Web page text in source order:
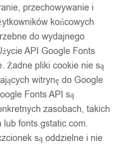
dostawa
do koszyka
dni robocze wysyłamy tego
przechowywanie i
końcowych
do wydajnego
API Google Fonts
Żadne pliki cookie nie są
witrynę do Google
Fonts API są
zasobach, takich
fonts.gstatic.com.
są oddzielne i nie